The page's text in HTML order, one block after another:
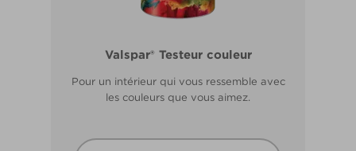
Valspar® Testeur couleur
Pour un intérieur qui vous ressemble avec
les couleurs que vous aimez.
Valspar® Pro Extérieur Boiseries et
Résiste aux fissures et à l’écaillage. Résiste